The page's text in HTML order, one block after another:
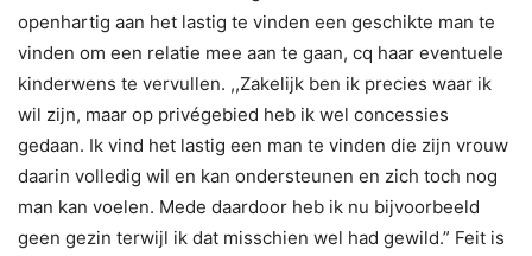
openhartig aan het lastig te vinden een geschikte man te
vinden om een relatie mee aan te gaan, cq haar eventuele
kinderwens te vervullen. ,,Zakelijk ben ik precies waar ik
wil zijn, maar op privégebied heb ik wel concessies
gedaan. Ik vind het lastig een man te vinden die zijn vrouw
daarin volledig wil en kan ondersteunen en zich toch nog
man kan voelen. Mede daardoor heb ik nu bijvoorbeeld
geen gezin terwijl ik dat misschien wel had gewild.” Feit is